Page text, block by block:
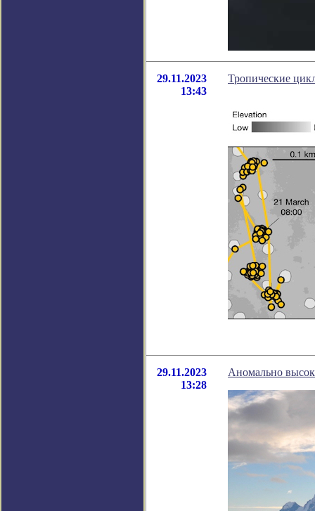
29.11.2023
13:43
Тропические
29.11.2023
13:28
Аномально